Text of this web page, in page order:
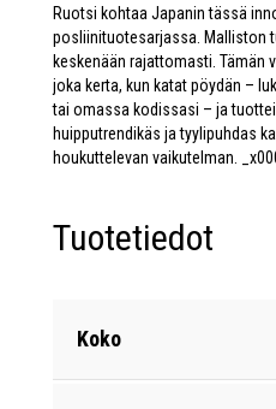
Ruotsi kohtaa Japanin tässä
posliinituotesarjassa. Malliston
keskenään rajattomasti. Tämän
joka kerta, kun katat pöydän –
tai omassa kodissasi – ja
huipputrendikäs ja tyylipuhdas
houkuttelevan vaikutelman.
Tuotetiedot
Koko